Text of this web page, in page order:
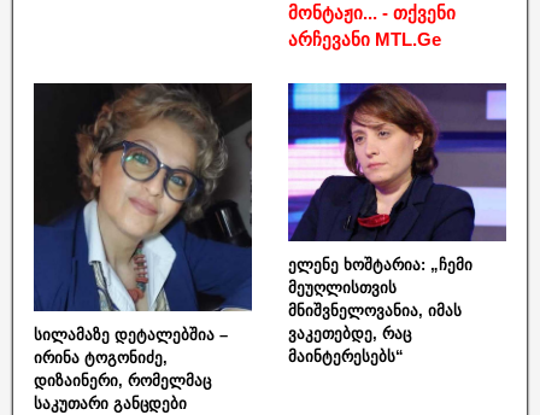
მონტაჟი... - თქვენი
არჩევანი MTL.Ge
სილამაზე დეტალებშია –
ირინა ტოგონიძე,
დიზაინერი, რომელმაც
საკუთარი განცდები
ელენე ხოშტარია: „ჩემი
მეუღლისთვის
მნიშვნელოვანია, იმას
ვაკეთებდე, რაც
მაინტერესებს“